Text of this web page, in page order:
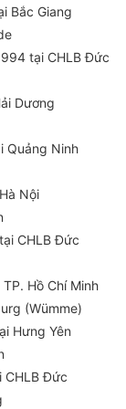
Bắc Giang
tại CHLB Đức
Dương
Quảng Ninh
Nội
CHLB Đức
Hồ Chí Minh
(Wümme)
Hưng Yên
CHLB Đức